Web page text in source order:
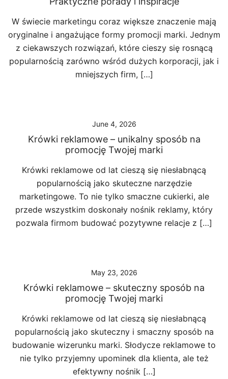
W świecie marketingu coraz większe znaczenie mają
oryginalne i angażujące formy promocji marki. Jednym
z ciekawszych rozwiązań, które cieszy się rosnącą
popularnością zarówno wśród dużych korporacji, jak i
mniejszych firm, […]
June 4, 2026
Krówki reklamowe – unikalny sposób na
promocję Twojej marki
Krówki reklamowe od lat cieszą się niesłabnącą
popularnością jako skuteczne narzędzie
marketingowe. To nie tylko smaczne cukierki, ale
przede wszystkim doskonały nośnik reklamy, który
pozwala firmom budować pozytywne relacje z […]
May 23, 2026
Krówki reklamowe – skuteczny sposób na
promocję Twojej marki
Krówki reklamowe od lat cieszą się niesłabnącą
popularnością jako skuteczny i smaczny sposób na
budowanie wizerunku marki. Słodycze reklamowe to
nie tylko przyjemny upominek dla klienta, ale też
efektywny nośnik […]